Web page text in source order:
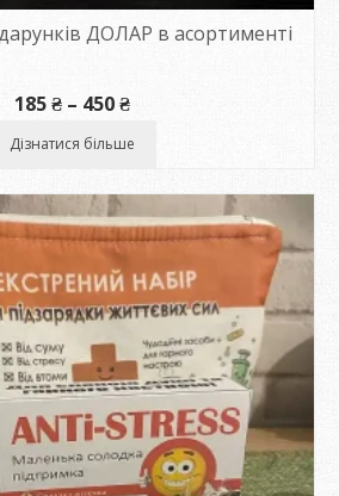
ДОЛАР в асортименті
185₴ – 450₴Диапазон
185 ₴
Дізнатися більше